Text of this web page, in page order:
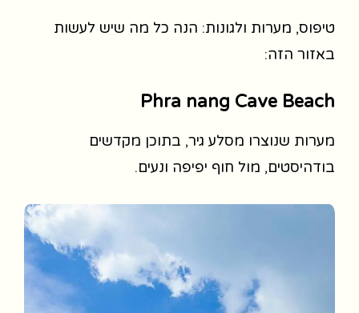
טיפוס, מערות ולגונות: הנה כל מה שיש לעשות
באזור הזה:
Phra nang Cave Beach
מערות שנוצרו מסלע גיר, בתוכן מקדשים
בודהיסטים, מול חוף יפיפה ונעים.